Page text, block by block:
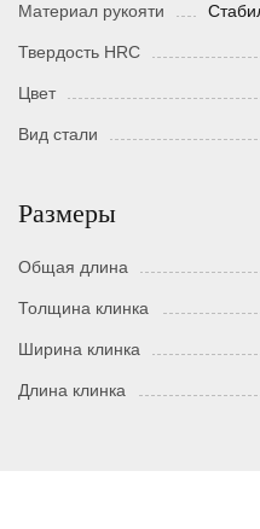
Материал рукояти
Твердость HRC
Цвет
Вид стали
Размеры
Общая длина
Толщина клинка
Ширина клинка
Длина клинка